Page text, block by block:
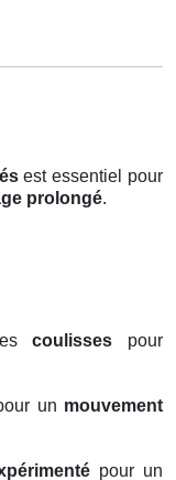
est essentiel pour
prolongé.
coulisses pour
un mouvement
pour un